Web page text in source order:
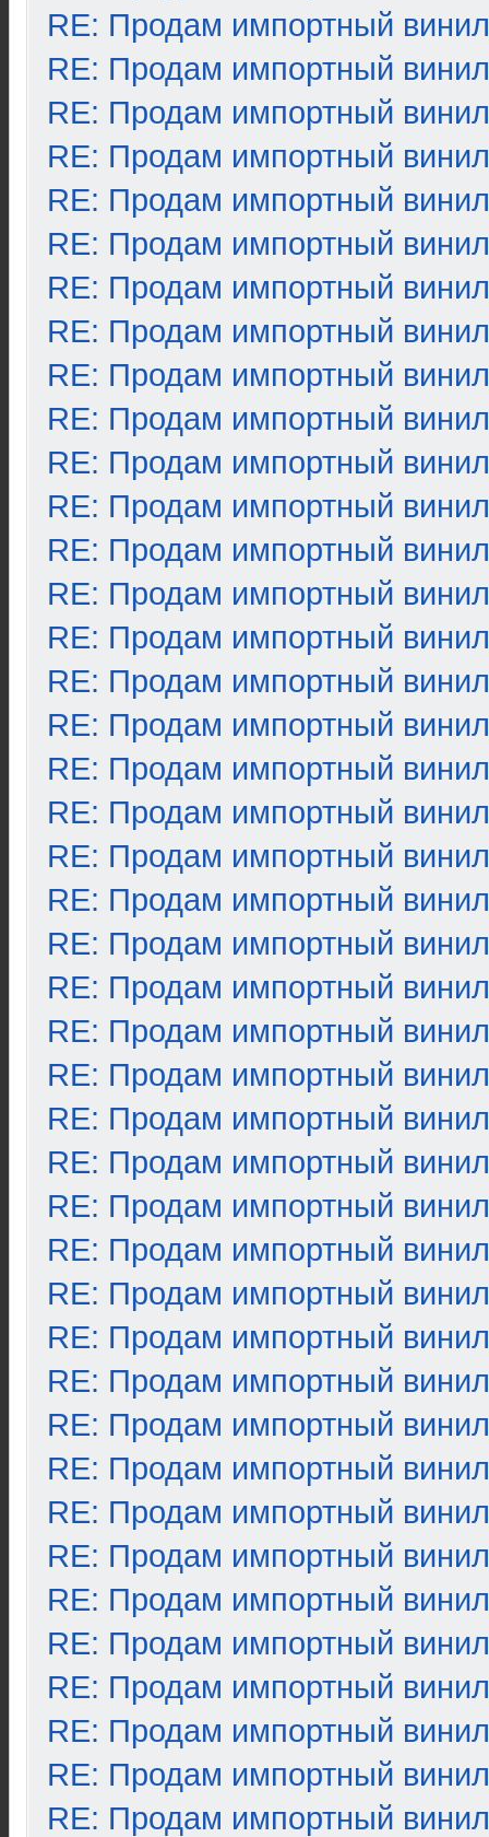
RE: Продам импортный винил
RE: Продам импортный винил
RE: Продам импортный винил
RE: Продам импортный винил
RE: Продам импортный винил
RE: Продам импортный винил
RE: Продам импортный винил
RE: Продам импортный винил
RE: Продам импортный винил
RE: Продам импортный винил
RE: Продам импортный винил
RE: Продам импортный винил
RE: Продам импортный винил
RE: Продам импортный винил
RE: Продам импортный винил
RE: Продам импортный винил
RE: Продам импортный винил
RE: Продам импортный винил
RE: Продам импортный винил
RE: Продам импортный винил
RE: Продам импортный винил
RE: Продам импортный винил
RE: Продам импортный винил
RE: Продам импортный винил
RE: Продам импортный винил
RE: Продам импортный винил
RE: Продам импортный винил
RE: Продам импортный винил
RE: Продам импортный винил
RE: Продам импортный винил
RE: Продам импортный винил
RE: Продам импортный винил
RE: Продам импортный винил
RE: Продам импортный винил
RE: Продам импортный винил
RE: Продам импортный винил
RE: Продам импортный винил
RE: Продам импортный винил
RE: Продам импортный винил
RE: Продам импортный винил
RE: Продам импортный винил
RE: Продам импортный винил